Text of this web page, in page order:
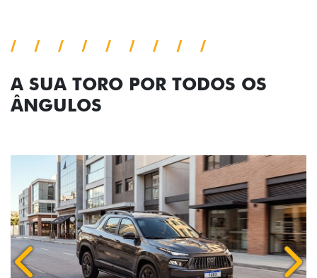
A SUA TORO POR TODOS OS
ÂNGULOS
Anterior